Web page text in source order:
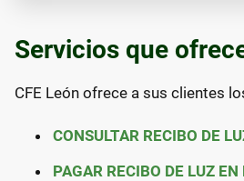
Servicios que
CFE León ofrece a sus clientes
CONSULTAR RECIBO DE
PAGAR RECIBO DE LUZ EN